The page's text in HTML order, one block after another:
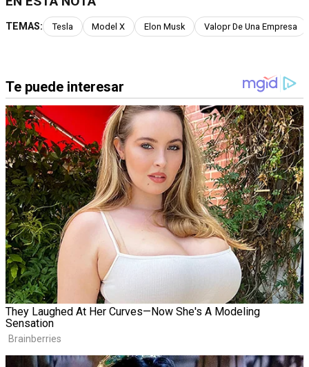
TEMAS: Tesla Model X Elon Musk Valopr De Una Empresa